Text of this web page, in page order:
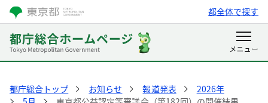
都全体で探す
都庁総合トップ お知らせ 報道発表
2026年